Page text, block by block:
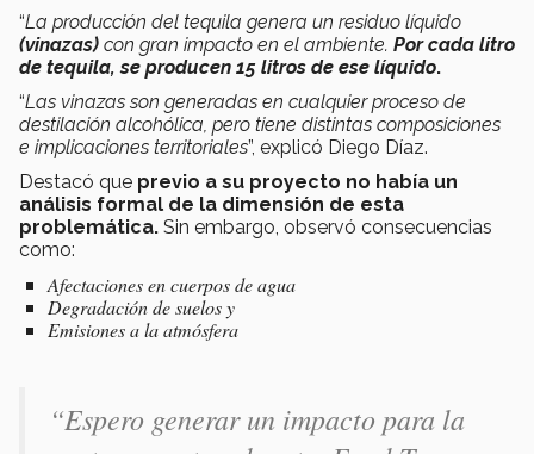
“La producción del tequila genera un residuo líquido
(vinazas) con gran impacto en el ambiente. Por cada litro
de tequila, se producen 15 litros de ese líquido.
“Las vinazas son generadas en cualquier proceso de
destilación alcohólica, pero tiene distintas composiciones
e implicaciones territoriales”, explicó Diego Díaz.
Destacó que previo a su proyecto no había un
análisis formal de la dimensión de esta
problemática. Sin embargo, observó consecuencias
como:
Afectaciones en cuerpos de agua
Degradación de suelos y
Emisiones a la atmósfera
“Espero generar un impacto para la